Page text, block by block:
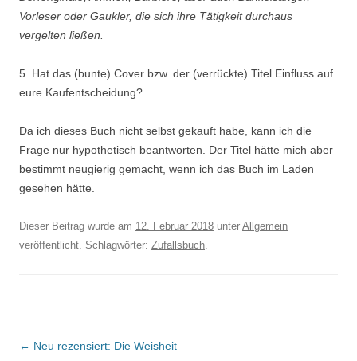
Vorleser oder Gaukler, die sich ihre Tätigkeit durchaus
vergelten ließen.
5. Hat das (bunte) Cover bzw. der (verrückte) Titel Einfluss auf
eure Kaufentscheidung?
Da ich dieses Buch nicht selbst gekauft habe, kann ich die
Frage nur hypothetisch beantworten. Der Titel hätte mich aber
bestimmt neugierig gemacht, wenn ich das Buch im Laden
gesehen hätte.
Dieser Beitrag wurde am 12. Februar 2018 unter Allgemein
veröffentlicht. Schlagwörter: Zufallsbuch.
Beitragsnavigation
← Neu rezensiert: Die Weisheit